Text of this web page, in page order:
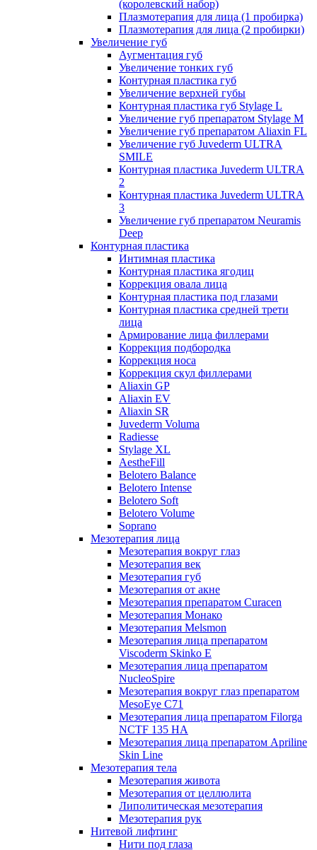
(королевский набор)
Плазмотерапия для лица (1 пробирка)
Плазмотерапия для лица (2 пробирки)
Увеличение губ
Аугментация губ
Увеличение тонких губ
Контурная пластика губ
Увеличение верхней губы
Контурная пластика губ Stylage L
Увеличение губ препаратом Stylage M
Увеличение губ препаратом Aliaxin FL
Увеличение губ Juvederm ULTRA
SMILE
Контурная пластика Juvederm ULTRA
2
Контурная пластика Juvederm ULTRA
3
Увеличение губ препаратом Neuramis
Deep
Контурная пластика
Интимная пластика
Контурная пластика ягодиц
Коррекция овала лица
Контурная пластика под глазами
Контурная пластика средней трети
лица
Армирование лица филлерами
Коррекция подбородка
Коррекция носа
Коррекция скул филлерами
Aliaxin GP
Aliaxin EV
Aliaxin SR
Juvederm Voluma
Radiesse
Stylage XL
AestheFill
Belotero Balance
Belotero Intense
Belotero Soft
Belotero Volume
Soprano
Мезотерапия лица
Мезотерапия вокруг глаз
Мезотерапия век
Мезотерапия губ
Мезотерапия от акне
Мезотерапия препаратом Curacen
Мезотерапия Монако
Мезотерапия Melsmon
Мезотерапия лица препаратом
Viscoderm Skinko E
Мезотерапия лица препаратом
NucleoSpire
Мезотерапия вокруг глаз препаратом
MesoEye С71
Мезотерапия лица препаратом Filorga
NCTF 135 HA
Мезотерапия лица препаратом Apriline
Skin Line
Мезотерапия тела
Мезотерапия живота
Мезотерапия от целлюлита
Липолитическая мезотерапия
Мезотерапия рук
Нитевой лифтинг
Нити под глаза